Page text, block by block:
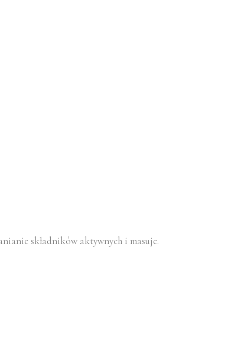
składników aktywnych i masuje.